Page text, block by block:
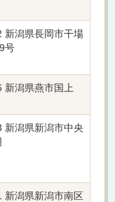
新潟県長岡市干場
号
新潟県燕市国上
新潟県新潟市中央
新潟県新潟市南区